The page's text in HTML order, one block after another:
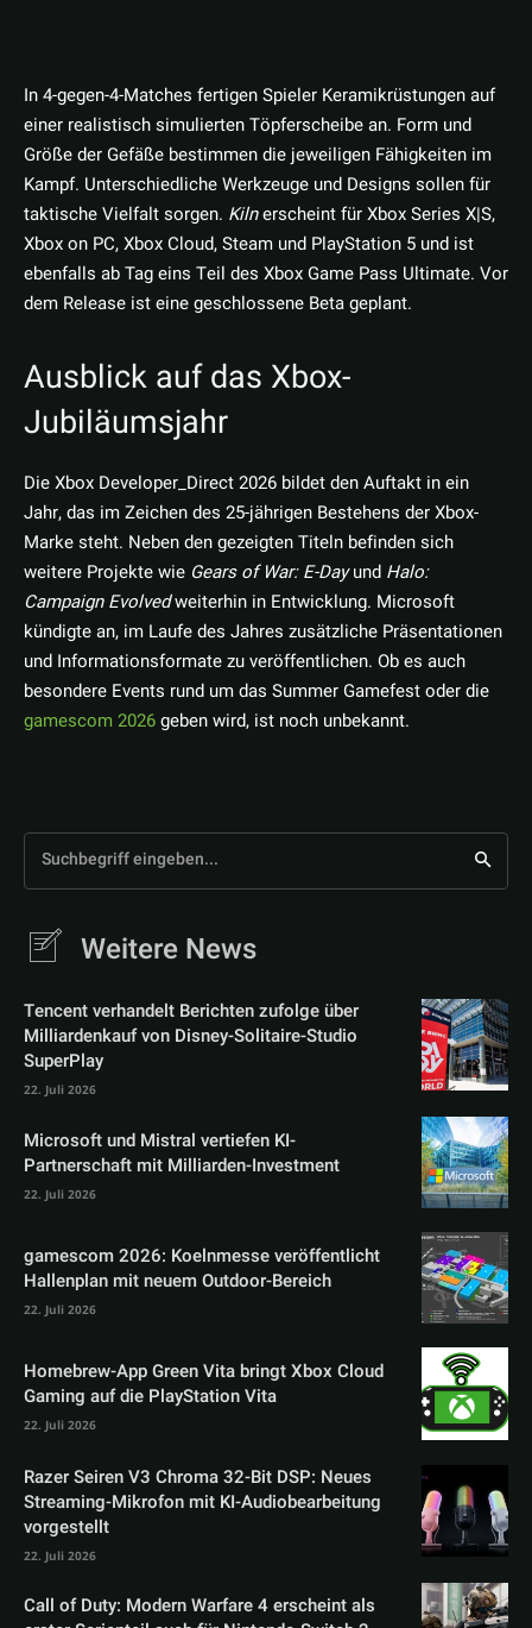
In 4-gegen-4-Matches fertigen Spieler Keramikrüstungen auf
einer realistisch simulierten Töpferscheibe an. Form und
Größe der Gefäße bestimmen die jeweiligen Fähigkeiten im
Kampf. Unterschiedliche Werkzeuge und Designs sollen für
taktische Vielfalt sorgen. Kilnerscheint für Xbox Series X|S,
Xbox on PC, Xbox Cloud, Steam und PlayStation 5 und ist
ebenfalls ab Tag eins Teil des Xbox Game Pass Ultimate. Vor
dem Release ist eine geschlossene Beta geplant.
Ausblick auf das Xbox-
Jubiläumsjahr
Die Xbox Developer_Direct 2026 bildet den Auftakt in ein
Jahr, das im Zeichen des 25-jährigen Bestehens der Xbox-
Marke steht. Neben den gezeigten Titeln befinden sich
weitere Projekte wie Gears of War: E-Dayund Halo:
Campaign Evolvedweiterhin in Entwicklung. Microsoft
kündigte an, im Laufe des Jahres zusätzliche Präsentationen
und Informationsformate zu veröffentlichen. Ob es auch
besondere Events rund um das Summer Gamefest oder die
gamescom 2026geben wird, ist noch unbekannt.
Suchbegriff eingeben...
Weitere News
Tencent verhandelt Berichten zufolge über
Milliardenkauf von Disney-Solitaire-Studio
SuperPlay
22. Juli 2026
Microsoft und Mistral vertiefen KI-
Partnerschaft mit Milliarden-Investment
22. Juli 2026
gamescom 2026: Koelnmesse veröffentlicht
Hallenplan mit neuem Outdoor-Bereich
22. Juli 2026
Homebrew-App Green Vita bringt Xbox Cloud
Gaming auf die PlayStation Vita
22. Juli 2026
Razer Seiren V3 Chroma 32-Bit DSP: Neues
Streaming-Mikrofon mit KI-Audiobearbeitung
vorgestellt
22. Juli 2026
Call of Duty: Modern Warfare 4 erscheint als